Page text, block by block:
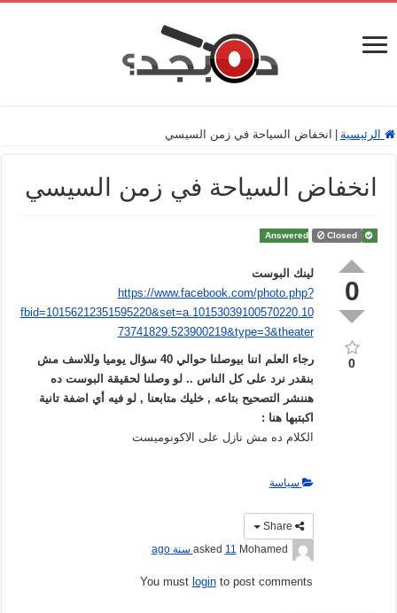
الرئيسية | انخفاض السياحة في زمن السيسي
انخفاض السياحة في زمن السيسي
Answered
Closed
0
0
لينك البوست
https://www.facebook.com/photo.php?
fbid=10156212351595220&set=a.10153039100570220.10
73741829.523900219&type=3&theater
رجاء العلم اننا بيوصلنا حوالي 40 سؤال يوميا وللاسف مش
بنقدر نرد على كل الناس .. لو وصلنا لحقيقة البوست ده
هننشر التصحيح بتاعه , خليك متابعنا , لو فيه أي اضفة تانية
اكبتبها هنا :
الكلام ده مش نازل على الاكونوميست
سياسة
Share
Mohamed
asked11 سنة ago
You mustloginto post comments